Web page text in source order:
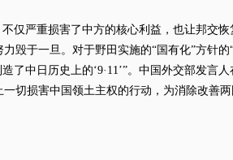
严重损害了中方的核心利益，也让邦交恢
毁于一旦。对于野田实施的“国有化”方针的
了中日历史上的‘9·11’”。中国外交部发言人
切损害中国领土主权的行动，为消除改善